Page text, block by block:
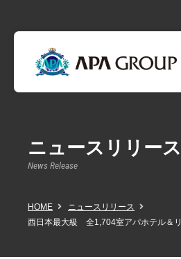
ニュースリリース
News Release
HOME
ニュースリリース
西日本最大級 全1,704室アパホテル＆